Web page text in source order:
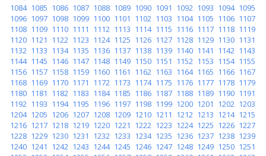
1084 1085 1086 1087 1088 1089 1090 1091 1092 1093 1094 1095
1096 1097 1098 1099 1100 1101 1102 1103 1104 1105 1106 1107
1108 1109 1110 1111 1112 1113 1114 1115 1116 1117 1118 1119
1120 1121 1122 1123 1124 1125 1126 1127 1128 1129 1130 1131
1132 1133 1134 1135 1136 1137 1138 1139 1140 1141 1142 1143
1144 1145 1146 1147 1148 1149 1150 1151 1152 1153 1154 1155
1156 1157 1158 1159 1160 1161 1162 1163 1164 1165 1166 1167
1168 1169 1170 1171 1172 1173 1174 1175 1176 1177 1178 1179
1180 1181 1182 1183 1184 1185 1186 1187 1188 1189 1190 1191
1192 1193 1194 1195 1196 1197 1198 1199 1200 1201 1202 1203
1204 1205 1206 1207 1208 1209 1210 1211 1212 1213 1214 1215
1216 1217 1218 1219 1220 1221 1222 1223 1224 1225 1226 1227
1228 1229 1230 1231 1232 1233 1234 1235 1236 1237 1238 1239
1240 1241 1242 1243 1244 1245 1246 1247 1248 1249 1250 1251